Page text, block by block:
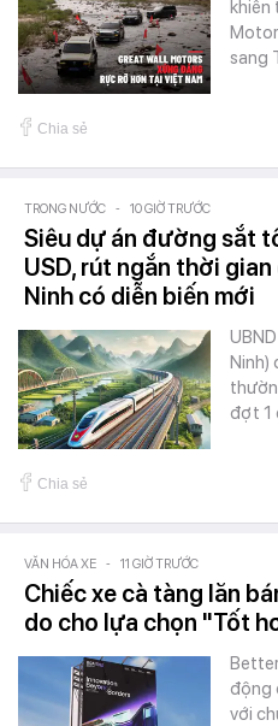
khiến
sang
Chia sẻ
TRONG NƯỚC - 10 GIỜ TRƯỚC
Siêu dự án đường sắt
USD, rút ngắn thời
Ninh có diễn biến mới
Ninh)
đợt 1
Chia sẻ
VĂN HÓA XE - 11 GIỜ TRƯỚC
Chiếc xe cà tàng lăn
do cho lựa chọn "Tốt
động
với